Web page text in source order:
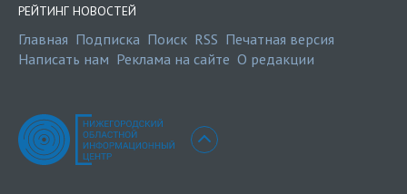
РЕЙТИНГ НОВОСТЕЙ
Главная Подписка Поиск RSS Печатная версия
Написать нам Реклама на сайте О редакции